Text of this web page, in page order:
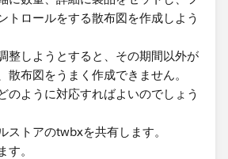
トロールをする散布図を作成しよう
整しようとすると、その期間以外が
散布図をうまく作成できません。
のように対応すればよいのでしょう
ストアのtwbxを共有します。
す。